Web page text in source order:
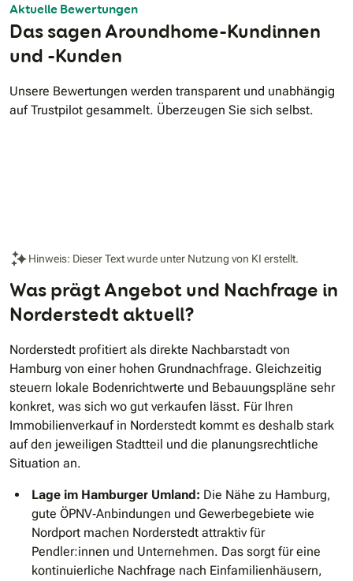
Aktuelle Bewertungen
Das sagen Aroundhome-Kundinnen
und -Kunden
Unsere Bewertungen werden transparent und unabhängig
auf Trustpilot gesammelt. Überzeugen Sie sich selbst.
Hinweis: Dieser Text wurde unter Nutzung von KI erstellt.
Was prägt Angebot und Nachfrage in
Norderstedt aktuell?
Norderstedt profitiert als direkte Nachbarstadt von
Hamburg von einer hohen Grundnachfrage. Gleichzeitig
steuern lokale Bodenrichtwerte und Bebauungspläne sehr
konkret, was sich wo gut verkaufen lässt. Für Ihren
Immobilienverkauf in Norderstedt kommt es deshalb stark
auf den jeweiligen Stadtteil und die planungsrechtliche
Situation an.
Lage im Hamburger Umland: Die Nähe zu Hamburg,
gute ÖPNV‐Anbindungen und Gewerbegebiete wie
Nordport machen Norderstedt attraktiv für
Pendler:innen und Unternehmen. Das sorgt für eine
kontinuierliche Nachfrage nach Einfamilienhäusern,